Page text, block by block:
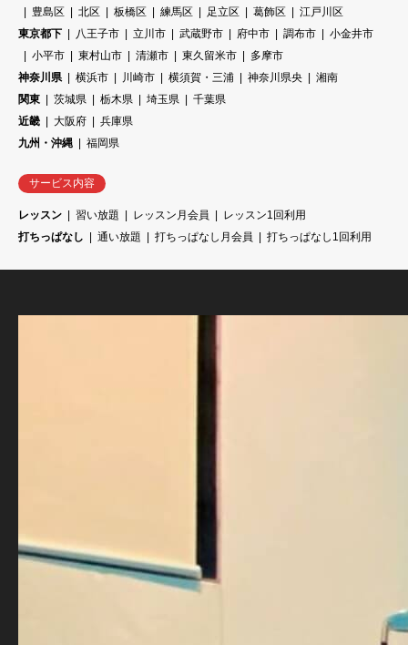
豊島区
北区 板橋区 練馬区 足立区 葛飾区
江戸川区
東京都下
八王子市 立川市 武蔵野市 府中市 調布市
小金井市
小平市
東村山市 清瀬市 東久留米市
多摩市
神奈川県
横浜市 川崎市 横須賀・三浦 神奈川県央
湘南
関東
茨城県 栃木県 埼玉県
千葉県
近畿
大阪府
兵庫県
九州・沖縄
福岡県
サービス内容
レッスン 習い放題 レッスン月会員
レッスン1回利用
打ちっぱなし
通い放題 打ちっぱなし月会員 打ちっぱなし1回利用